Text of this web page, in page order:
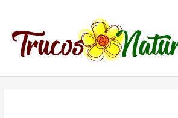
contenido